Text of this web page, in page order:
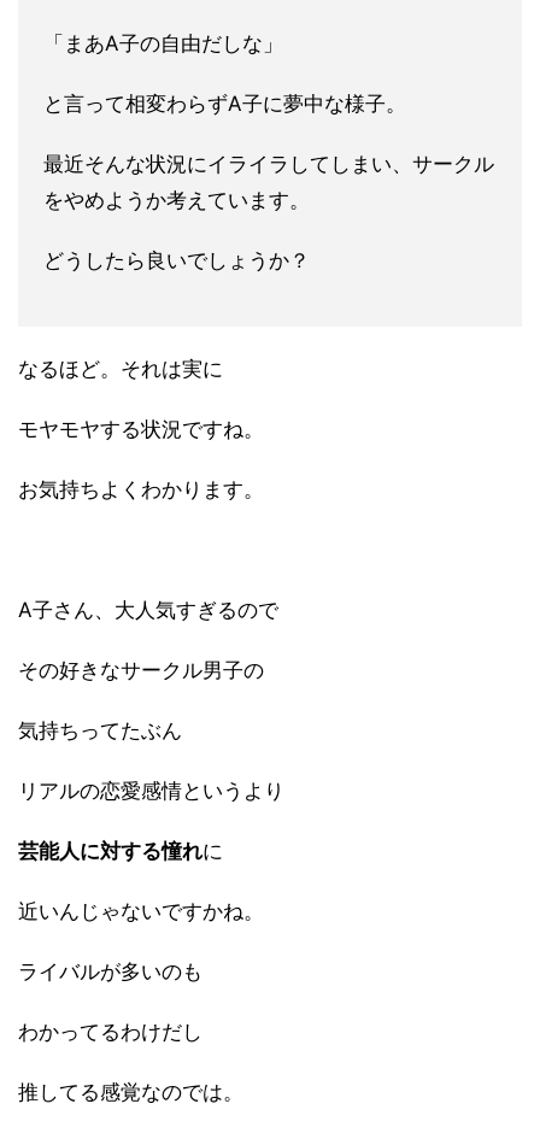
「まあA子の自由だしな」
と言って相変わらずA子に夢中な様子。
最近そんな状況にイライラしてしまい、サークル
をやめようか考え ています。
どうしたら良いでしょうか？
なるほど。それは実に
モヤモヤする状況ですね。
お気持ちよくわかります。
A子さん、大人気すぎるので
その好きなサークル男子の
気持ちってたぶん
リアルの恋愛感情というより
芸能人に対する憧れに
近いんじゃないですかね。
ライバルが多いのも
わかってるわけだし
推してる感覚なのでは。